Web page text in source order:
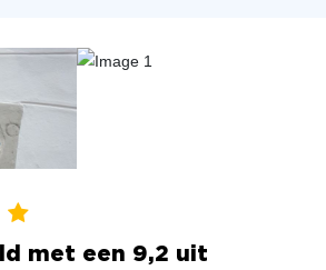
met een 9,2 uit